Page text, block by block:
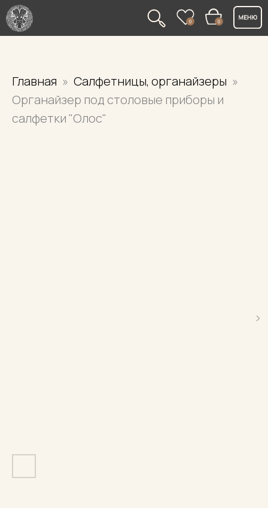
0 0
Главная
Салфетницы, органайзеры
Органайзер под столовые приборы и
салфетки "Олос"